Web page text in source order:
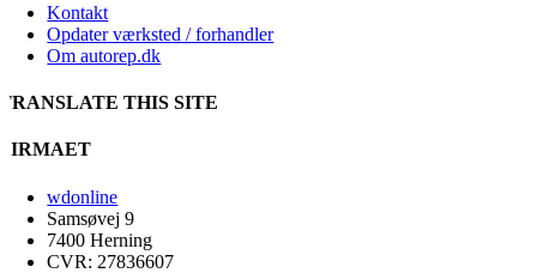
Kontakt
Opdater værksted / forhandler
Om autorep.dk
TRANSLATE THIS SITE
FIRMAET
wdonline
Samsøvej 9
7400 Herning
CVR: 27836607